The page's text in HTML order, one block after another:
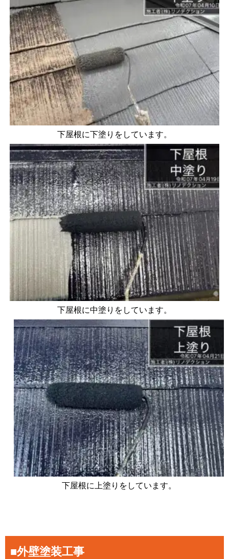
下屋根に下塗りをしています。
下屋根に中塗りをしています。
下屋根に上塗りをしています。
■外壁塗装工事